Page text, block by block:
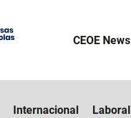
CEOE News
Internacional Laboral